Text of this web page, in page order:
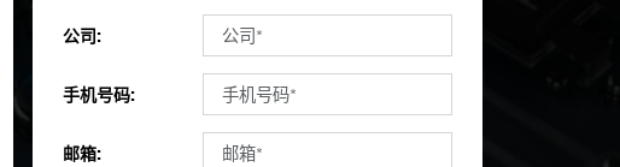
公司:
手机号码:
邮箱: